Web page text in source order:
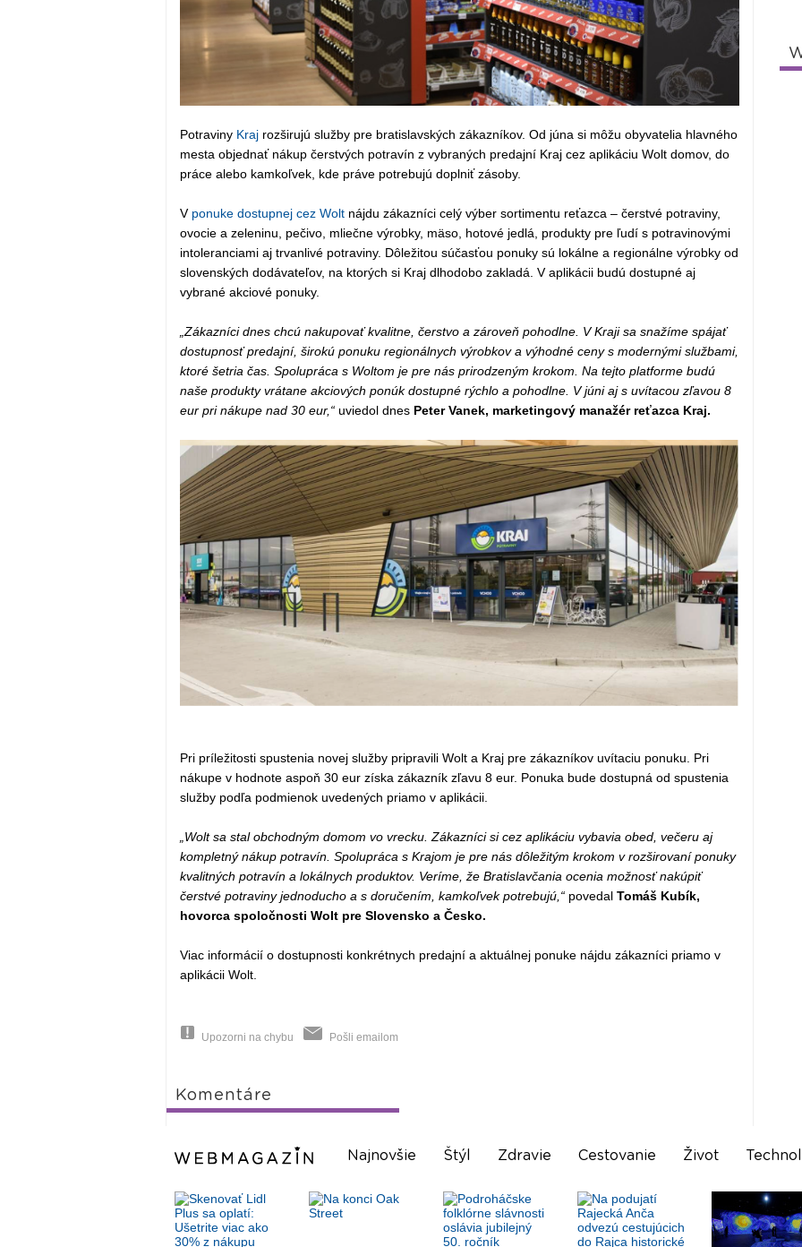
Potraviny Krajrozširujú služby pre bratislavských zákazníkov. Od júna si môžu obyvatelia hlavného
mesta objednať nákup čerstvých potravín z vybraných predajní Kraj cez aplikáciu Wolt domov, do
práce alebo kamkoľvek, kde práve potrebujú doplniť zásoby.
V ponuke dostupnej cez Woltnájdu zákazníci celý výber sortimentu reťazca – čerstvé potraviny,
ovocie a zeleninu, pečivo, mliečne výrobky, mäso, hotové jedlá, produkty pre ľudí s potravinovými
intoleranciami aj trvanlivé potraviny. Dôležitou súčasťou ponuky sú lokálne a regionálne výrobky od
slovenských dodávateľov, na ktorých si Kraj dlhodobo zakladá. V aplikácii budú dostupné aj
vybrané akciové ponuky.
„Zákazníci dnes chcú nakupovať kvalitne, čerstvo a zároveň pohodlne. V Kraji sa snažíme spájať
dostupnosť predajní, širokú ponuku regionálnych výrobkov a výhodné ceny s modernými službami,
ktoré šetria čas. Spolupráca s Woltom je pre nás prirodzeným krokom. Na tejto platforme budú
naše produkty vrátane akciových ponúk dostupné rýchlo a pohodlne. V júni aj s uvítacou zľavou 8
eur pri nákupe nad 30 eur,“uviedol dnes Peter Vanek, marketingový manažér reťazca Kraj.
Pri príležitosti spustenia novej služby pripravili Wolt a Kraj pre zákazníkov uvítaciu ponuku. Pri
nákupe v hodnote aspoň 30 eur získa zákazník zľavu 8 eur. Ponuka bude dostupná od spustenia
služby podľa podmienok uvedených priamo v aplikácii.
„Wolt sa stal obchodným domom vo vrecku. Zákazníci si cez aplikáciu vybavia obed, večeru aj
kompletný nákup potravín. Spolupráca s Krajom je pre nás dôležitým krokom v rozširovaní ponuky
kvalitných potravín a lokálnych produktov. Veríme, že Bratislavčania ocenia možnosť nakúpiť
čerstvé potraviny jednoducho a s doručením, kamkoľvek potrebujú,“povedal Tomáš Kubík,
hovorca spoločnosti Wolt pre Slovensko a Česko.
Viac informácií o dostupnosti konkrétnych predajní a aktuálnej ponuke nájdu zákazníci priamo v
aplikácii Wolt.
Upozorni na chybu Pošli emailom
Komentáre
Najnovšie Štýl Zdravie Cestovanie Život